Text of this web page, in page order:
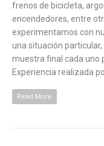
frenos de bicicleta,
encendedores, entre
experimentamos con
una situación
muestra final cada uno
Experiencia realizada
Read More